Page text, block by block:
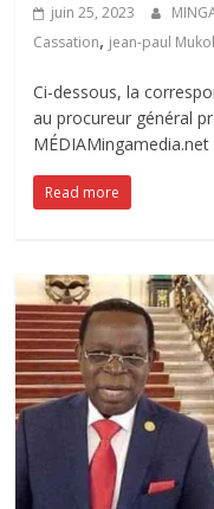
juin 25, 2023
Cassation, jean-paul
Ci-dessous, la
au procureur général
MÉDIAMingamedia.net
Read more